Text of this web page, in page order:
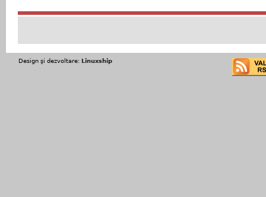
Design şi dezvoltare: Linuxship